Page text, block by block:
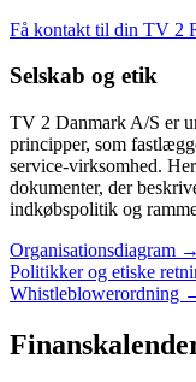
Få kontakt til din TV 2
Selskab og etik
TV 2 Danmark A/S er
principper, som
service‑virksomhed.
dokumenter, der
indkøbspolitik og
Organisationsdiagram →
Politikker og etiske
Whistleblowerordning